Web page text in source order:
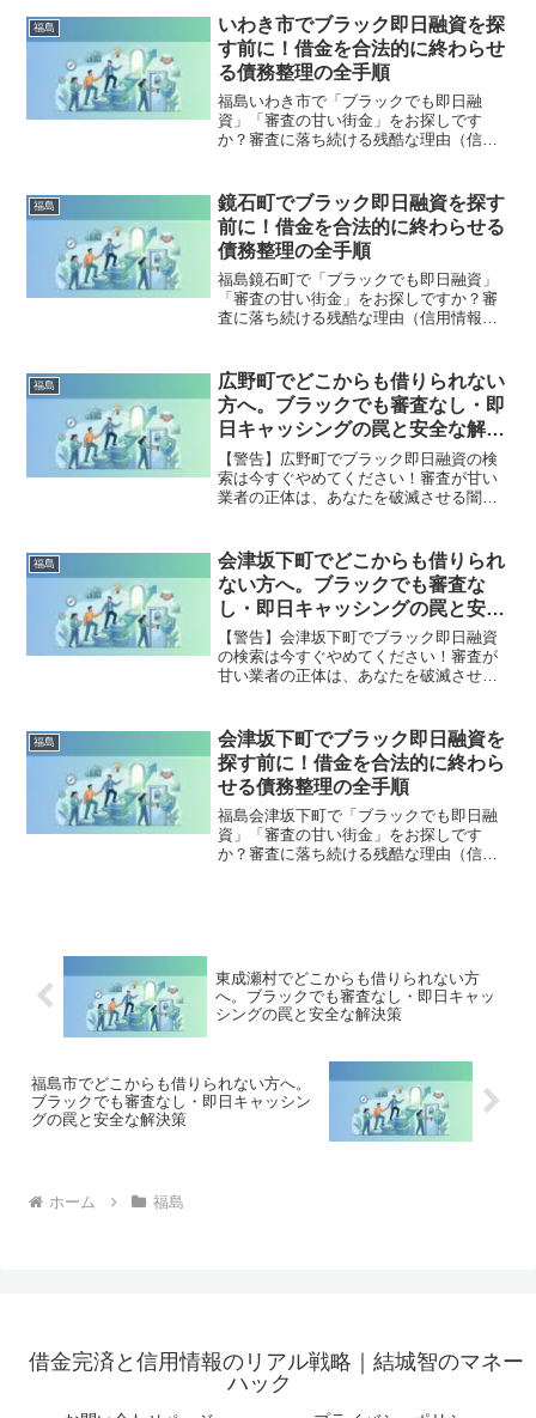
底解説。多重債務の地獄から抜け出し、
合法的に借金を減額・免除する「債務整
理」の正しい知識と、今すぐ督促を止め
る無料相談窓口をご案内します。
福島
いわき市でブラック即日融資を探
す前に！借金を合法的に終わらせ
る債務整理の全手順
福島いわき市で「ブラックでも即日融
資」「審査の甘い街金」をお探しです
か？審査に落ち続ける残酷な理由（信用
まで徹底解説。多重債務の地獄から抜け
出し、合法的に借金を減額・免除する
「債務整理」の正しい知識と、今すぐ督
促を止める無料相談窓口をご案内しま
す。
福島
鏡石町でブラック即日融資を探す
前に！借金を合法的に終わらせる
債務整理の全手順
福島鏡石町で「ブラックでも即日融資」
「審査の甘い街金」をお探しですか？審
査に落ち続ける残酷な理由（信用情報と
底解説。多重債務の地獄から抜け出し、
合法的に借金を減額・免除する「債務整
理」の正しい知識と、今すぐ督促を止め
る無料相談窓口をご案内します。
福島
広野町でどこからも借りられない
方へ。ブラックでも審査なし・即
日キャッシングの罠と安全な解決
策
【警告】広野町でブラック即日融資の検
索は今すぐやめてください！審査が甘い
業者の正体は、あなたを破滅させる闇金
町で違法業者を避け、借金地獄から抜け
出した方々の実体験と確実な解決策を完
全公開。
福島
会津坂下町でどこからも借りられ
ない方へ。ブラックでも審査な
し・即日キャッシングの罠と安全
な解決策
【警告】会津坂下町でブラック即日融資
の検索は今すぐやめてください！審査が
甘い業者の正体は、あなたを破滅させる
会津坂下町で違法業者を避け、借金地獄
から抜け出した方々の実体験と確実な解
決策を完全公開。
福島
会津坂下町でブラック即日融資を
探す前に！借金を合法的に終わら
せる債務整理の全手順
福島会津坂下町で「ブラックでも即日融
資」「審査の甘い街金」をお探しです
か？審査に落ち続ける残酷な理由（信用
促を止める無料相談窓口をご案内しま
す。
東成瀬村でどこからも借りられない方
へ。ブラックでも審査なし・即日キャッ
シングの罠と安全な解決策
福島市でどこからも借りられない方へ。
ブラックでも審査なし・即日キャッシン
グの罠と安全な解決策
ホーム 福島
借金完済と信用情報のリアル戦略｜結城智のマネー
ハック